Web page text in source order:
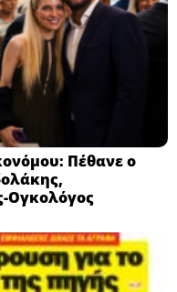
Πέθανε ο
Ογκολόγος